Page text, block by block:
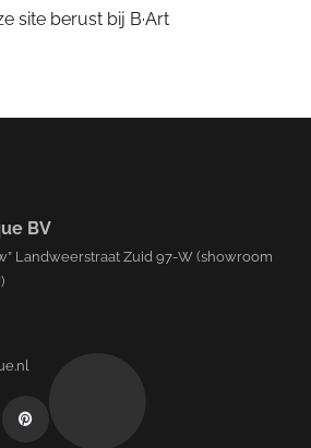
site berust bij B·Art
BV
Landweerstraat Zuid 97-W (showroom